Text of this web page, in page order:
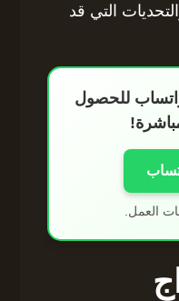
التي قد
للحصول
العمل.